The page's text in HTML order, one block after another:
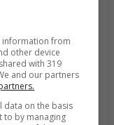
information from
other device
with 319
and our partners
data on the basis
to by managing